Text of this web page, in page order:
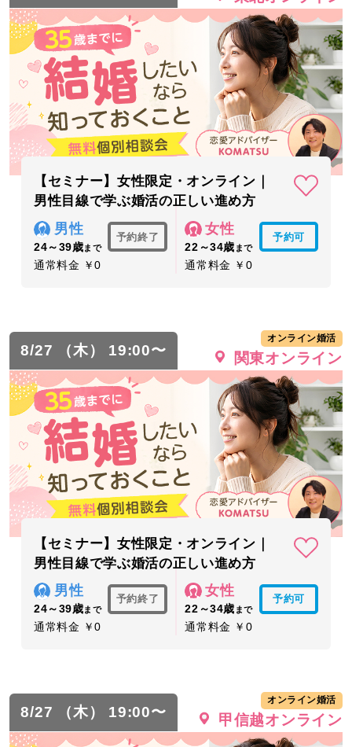
【セミナー】女性限定・オンライン｜
男性目線で学ぶ婚活の正しい進め方
男性
24～39歳まで
予約終了
通常料金 ￥0
女性
22～34歳 まで
予約可
通常料金 ￥0
8/27 （木） 19:00〜
オンライン婚活
関東オンライン
【セミナー】女性限定・オンライン｜
男性目線で学ぶ婚活の正しい進め方
男性
24～39歳まで
予約終了
通常料金 ￥0
女性
22～34歳 まで
予約可
通常料金 ￥0
8/27 （木） 19:00〜
オンライン婚活
甲信越オンライン